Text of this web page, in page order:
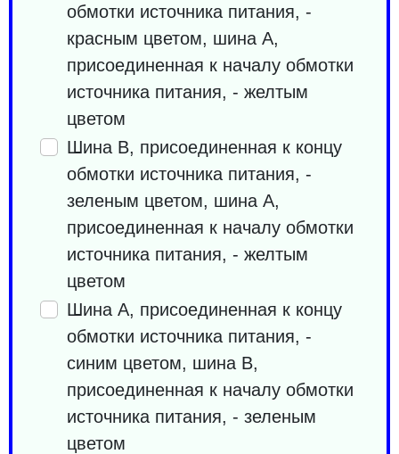
обмотки источника питания, -
красным цветом, шина A,
присоединенная к началу обмотки
источника питания, - желтым
цветом
Шина B, присоединенная к концу
обмотки источника питания, -
зеленым цветом, шина A,
присоединенная к началу обмотки
источника питания, - желтым
цветом
Шина А, присоединенная к концу
обмотки источника питания, -
синим цветом, шина В,
присоединенная к началу обмотки
источника питания, - зеленым
цветом